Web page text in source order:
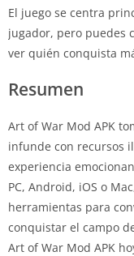
El juego se centra
jugador, pero puedes
ver quién conquista
Resumen
Art of War Mod APK
infunde con recursos
experiencia
PC, Android, iOS o
herramientas para
conquistar el campo
Art of War Mod APK